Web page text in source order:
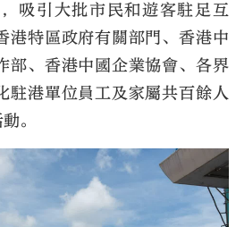
公文匯
吸引大批市民和遊客駐足互
港特區政府有關部門、香港中
部、香港中國企業協會、各界
駐港單位員工及家屬共百餘人
。